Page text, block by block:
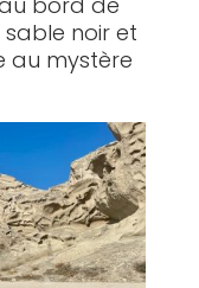
sable noir et
au mystère